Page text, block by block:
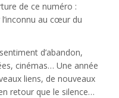
de ce numéro :
au cœur du
d’abandon,
cinémas… Une année
liens, de nouveaux
retour que le silence…